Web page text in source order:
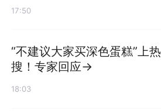
17:50
“不建议大家买深色蛋糕”上热
搜！专家回应→
18:03